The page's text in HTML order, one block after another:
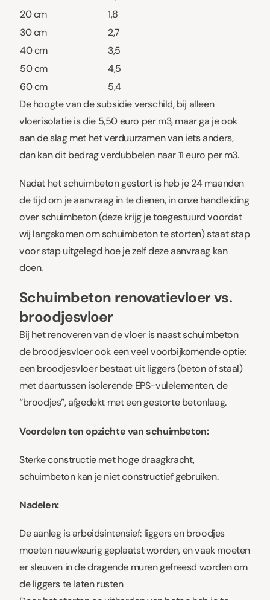
20 cm
1,8
30 cm
2,7
40 cm
3,5
50 cm
4,5
60 cm
5,4
De hoogte van de subsidie verschild, bij alleen
vloerisolatie is die 5,50 euro per m3, maar ga je ook
aan de slag met het verduurzamen van iets anders,
dan kan dit bedrag verdubbelen naar 11 euro per m3.
Nadat het schuimbeton gestort is heb je 24 maanden
de tijd om je aanvraag in te dienen, in onze handleiding
over schuimbeton (deze krijg je toegestuurd voordat
wij langskomen om schuimbeton te storten) staat stap
voor stap uitgelegd hoe je zelf deze aanvraag kan
doen.
Schuimbeton renovatievloer vs.
broodjesvloer
Bij het renoveren van de vloer is naast schuimbeton
de broodjesvloer ook een veel voorbijkomende optie:
een broodjesvloer bestaat uit liggers (beton of staal)
met daartussen isolerende EPS-vulelementen, de
“broodjes”, afgedekt met een gestorte betonlaag.
Voordelen ten opzichte van schuimbeton:
Sterke constructie met hoge draagkracht,
schuimbeton kan je niet constructief gebruiken.
Nadelen:
De aanleg is arbeidsintensief: liggers en broodjes
moeten nauwkeurig geplaatst worden, en vaak moeten
er sleuven in de dragende muren gefreesd worden om
de liggers te laten rusten